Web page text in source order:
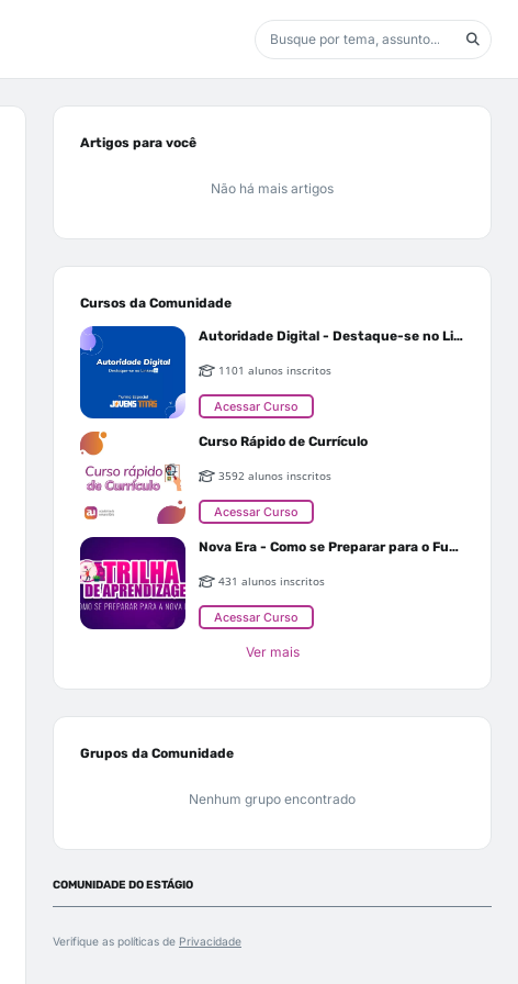
Artigos para você
Não há mais artigos
Cursos da Comunidade
Autoridade Digital - Destaque-se no Linkedin
1101 alunos inscritos
Acessar Curso
Curso Rápido de Currículo
3592 alunos inscritos
Acessar Curso
Nova Era - Como se Preparar para o Futuro
431 alunos inscritos
Acessar Curso
Ver mais
Grupos da Comunidade
Nenhum grupo encontrado
COMUNIDADE DO ESTÁGIO
Verifique as políticas de Privacidade